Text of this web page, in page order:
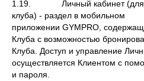
1.19. Личный кабинет (для
клуба) - раздел в мобильном
приложении GYMPRO,
Клуба с возможностью
Клуба. Доступ и управление
осуществляется Клиентом с
и пароля.